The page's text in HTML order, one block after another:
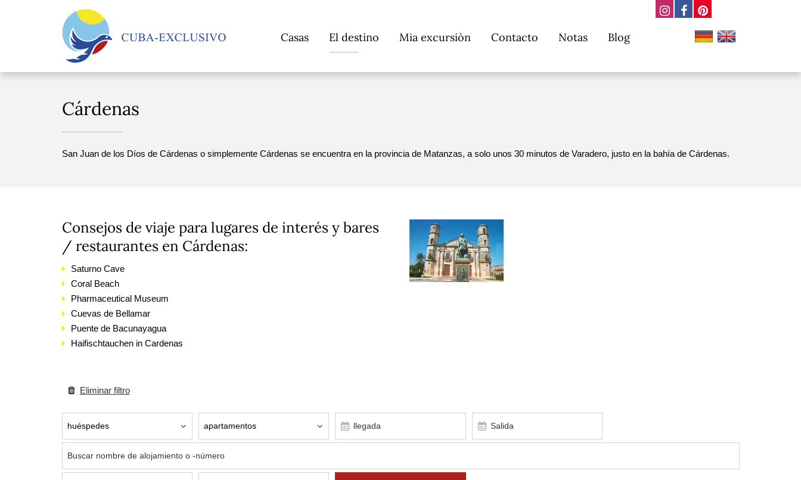
Saltar
Casas El destino Mia excursiòn Contacto Notas Blog
Cárdenas
San Juan de los Díos de Cárdenas o simplemente Cárdenas se encuentra en la provincia de Matanzas, a solo unos 30 minutos de Varadero, justo en la bahía de Cárdenas.
Consejos de viaje para lugares de interés y bares
/ restaurantes en Cárdenas:
Saturno Cave
Coral Beach
Pharmaceutical Museum
Cuevas de Bellamar
Puente de Bacunayagua
Haifischtauchen in Cardenas
Eliminar filtro